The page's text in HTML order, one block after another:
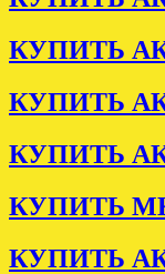
КУПИТЬ
КУПИТЬ
КУПИТЬ
КУПИТЬ
КУПИТЬ